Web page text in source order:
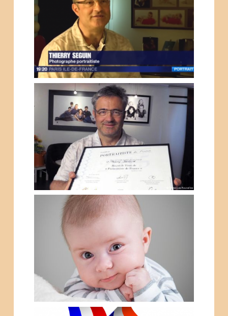
THIERRY SEGUIN
PHOTOGRAPHE
PORTRAITISTE DE FRANCE
2015 – FRANCE 3 IDF
“THIERRY SEGUIN, UN DES
MEILLEURS
PORTRAITISTES DE
FRANCE”
PORTRAITISTE DE FRANCE
2015 – LES PHOTOS QUI
ONT CONCOURU